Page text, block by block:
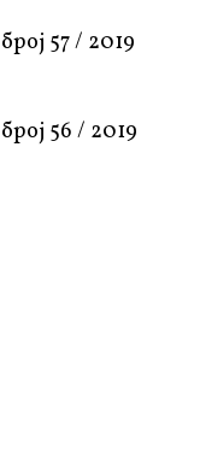
57 / 2019
56 / 2019